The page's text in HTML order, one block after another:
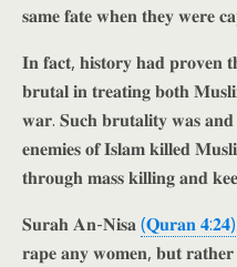
𝐬𝐚𝐦𝐞 𝐟𝐚𝐭𝐞 𝐰𝐡𝐞𝐧 𝐭𝐡𝐞𝐲 𝐰𝐞𝐫𝐞
𝐈𝐧 𝐟𝐚𝐜𝐭, 𝐡𝐢𝐬𝐭𝐨𝐫𝐲 𝐡𝐚𝐝 𝐩𝐫𝐨𝐯𝐞𝐧
𝐛𝐫𝐮𝐭𝐚𝐥 𝐢𝐧 𝐭𝐫𝐞𝐚𝐭𝐢𝐧𝐠 𝐛𝐨𝐭𝐡
𝐰𝐚𝐫. 𝐒𝐮𝐜𝐡 𝐛𝐫𝐮𝐭𝐚𝐥𝐢𝐭𝐲 𝐰𝐚𝐬 𝐚𝐧𝐝
𝐞𝐧𝐞𝐦𝐢𝐞𝐬 𝐨𝐟 𝐈𝐬𝐥𝐚𝐦 𝐤𝐢𝐥𝐥𝐞𝐝
𝐭𝐡𝐫𝐨𝐮𝐠𝐡 𝐦𝐚𝐬𝐬 𝐤𝐢𝐥𝐥𝐢𝐧𝐠 𝐚𝐧𝐝
𝐒𝐮𝐫𝐚𝐡 𝐀𝐧-𝐍𝐢𝐬𝐚(𝐐𝐮𝐫𝐚𝐧 𝟒:𝟐𝟒)
𝐫𝐚𝐩𝐞 𝐚𝐧𝐲 𝐰𝐨𝐦𝐞𝐧, 𝐛𝐮𝐭 𝐫𝐚𝐭𝐡𝐞𝐫